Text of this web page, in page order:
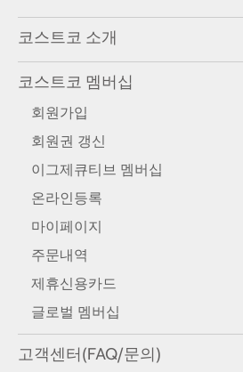
코스트코 소개
코스트코 멤버십
회원가입
회원권 갱신
이그제큐티브 멤버십
온라인등록
마이페이지
주문내역
제휴신용카드
글로벌 멤버십
고객센터(FAQ/문의)